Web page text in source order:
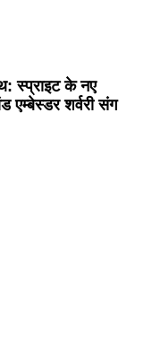
स्प्राइट के नए
एम्बेस्डर शर्वरी संग